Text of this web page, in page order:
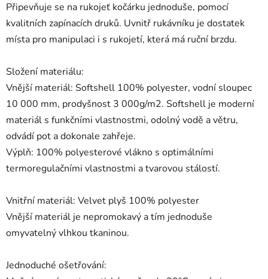
Připevňuje se na rukojeť kočárku jednoduše, pomocí
kvalitních zapínacích druků. Uvnitř rukávníku je dostatek
místa pro manipulaci i s rukojetí, která má ruční brzdu.
Složení materiálu:
Vnější materiál: Softshell 100% polyester, vodní sloupec
10 000 mm, prodyšnost 3 000g/m2. Softshell je moderní
materiál s funkčními vlastnostmi, odolný vodě a větru,
odvádí pot a dokonale zahřeje.
Výplň: 100% polyesterové vlákno s optimálními
termoregulačními vlastnostmi a tvarovou stálostí.
Vnitřní materiál: Velvet plyš 100% polyester
Vnější materiál je nepromokavý a tím jednoduše
omyvatelný vlhkou tkaninou.
Jednoduché ošetřování: